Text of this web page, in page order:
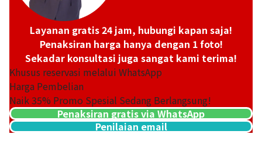
Platinum (Pt900) earrings
Layanan gratis 24 jam, hubungi kapan saja!
Penaksiran harga hanya dengan 1 foto!
Sekadar konsultasi juga sangat kami terima!
Khusus reservasi melalui WhatsApp
Harga Pembelian
Naik35% Promo Spesial Sedang Berlangsung!
Penaksiran gratis via WhatsApp
Penilaian email